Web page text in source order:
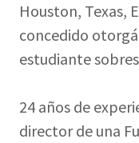
Houston, Texas,
concedido
estudiante
24 años de
director de una